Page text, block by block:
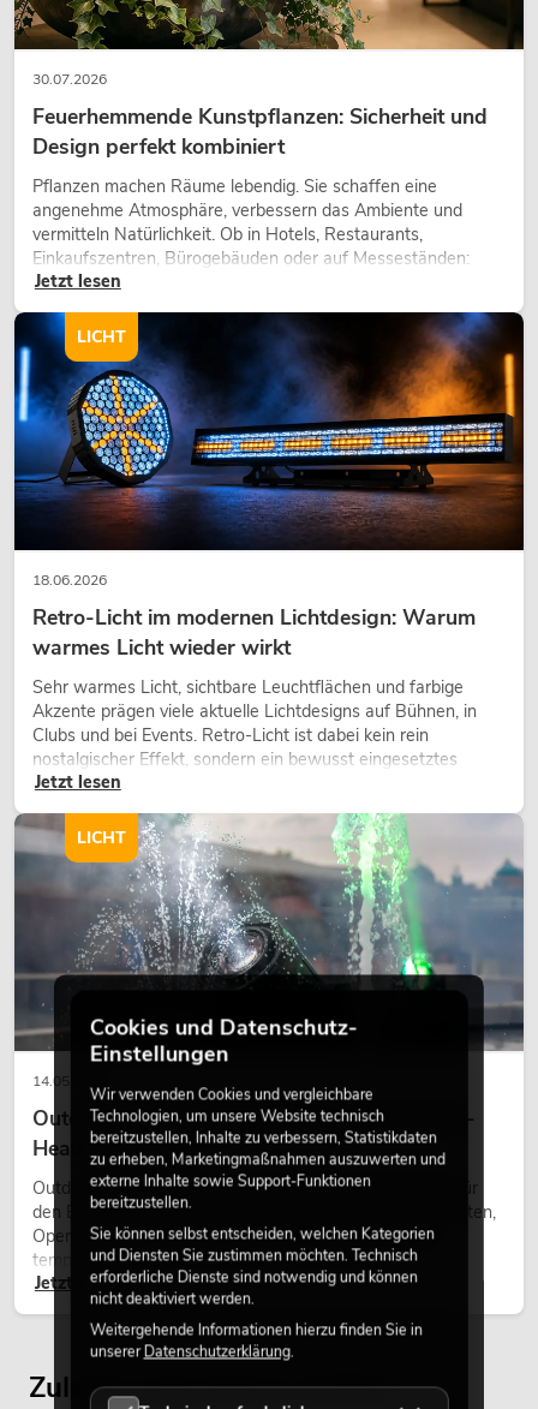
30.07.2026
Feuerhemmende Kunstpflanzen: Sicherheit und
Design perfekt kombiniert
Pflanzen machen Räume lebendig. Sie schaffen eine
angenehme Atmosphäre, verbessern das Ambiente und
vermitteln Natürlichkeit. Ob in Hotels, Restaurants,
Einkaufszentren, Bürogebäuden oder auf Messeständen:
eine hochwertige Begrünung gehört heute längst zum
Jetzt lesen
18.06.2026
Retro-Licht im modernen Lichtdesign: Warum
warmes Licht wieder wirkt
Sehr warmes Licht, sichtbare Leuchtflächen und farbige
Akzente prägen viele aktuelle Lichtdesigns auf Bühnen, in
Clubs und bei Events. Retro-Licht ist dabei kein rein
nostalgischer Effekt, sondern ein bewusst eingesetztes
Gestaltungsmittel: Es schafft Atmosphäre, gibt Szenen
wirken lassen.
Jetzt lesen
LICHT
14.05.2026
Outdoor Moving-Heads: Wetterfeste Moving-
Heads bei Events
Outdoor Moving-Heads sind bewegliche Scheinwerfer für
den Einsatz im Freien. Sie werden bei Festivals, Stadtfesten,
Open-Air-Konzerten, Architekturinszenierungen und
temporären Außeninstallationen eingesetzt.
Jetzt lesen
LICHT
Zuletzt angesehene Artikel
Cookies und Datenschutz-
Einstellungen
Wir verwenden Cookies und vergleichbare
Technologien, um unsere Website technisch
bereitzustellen, Inhalte zu verbessern, Statistikdaten
zu erheben, Marketingmaßnahmen auszuwerten und
externe Inhalte sowie Support-Funktionen
bereitzustellen.
Sie können selbst entscheiden, welchen Kategorien
und Diensten Sie zustimmen möchten. Technisch
erforderliche Dienste sind notwendig und können
nicht deaktiviert werden.
Weitergehende Informationen hierzu finden Sie in
unsererDatenschutzerklärung.